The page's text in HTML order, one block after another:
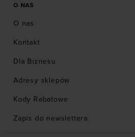
O NAS
O nas
Kontakt
Dla Biznesu
Adresy sklepów
Kody Rabatowe
Zapis do newslettera